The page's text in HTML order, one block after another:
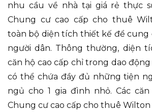
nhu cầu về nhà tại giá rẻ thực
Chung cư cao cấp cho thuê
toàn bộ diện tích thiết kế để cung
người dân. Thông thường, diện
căn hộ cao cấp chỉ trong dao động
có thể chứa đầy đủ những tiện
ngủ cho 1 gia đình nhỏ. Các
Chung cư cao cấp cho thuê